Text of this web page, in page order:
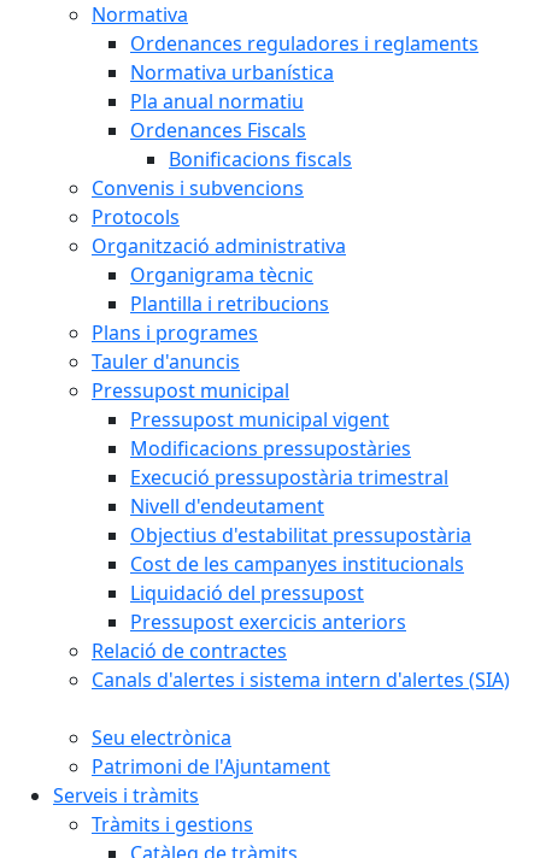
Normativa
Ordenances reguladores i reglaments
Normativa urbanística
Pla anual normatiu
Ordenances Fiscals
Bonificacions fiscals
Convenis i subvencions
Protocols
Organització administrativa
Organigrama tècnic
Plantilla i retribucions
Plans i programes
Tauler d'anuncis
Pressupost municipal
Pressupost municipal vigent
Modificacions pressupostàries
Execució pressupostària trimestral
Nivell d'endeutament
Objectius d'estabilitat pressupostària
Cost de les campanyes institucionals
Liquidació del pressupost
Pressupost exercicis anteriors
Relació de contractes
Canals d'alertes i sistema intern d'alertes (SIA)
Seu electrònica
Patrimoni de l'Ajuntament
Serveis i tràmits
Tràmits i gestions